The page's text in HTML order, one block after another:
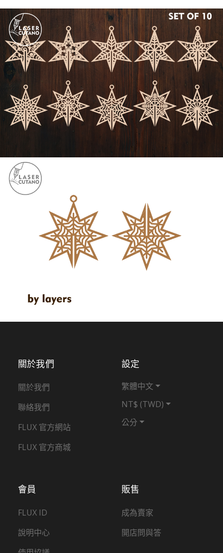
販售
成為賣家
開店問與答
會員
FLUX ID
說明中心
關於我們
關於我們
聯絡我們
FLUX 官方網站
FLUX 官方商城
設定
繁體中文
NT$ (TWD)
公分